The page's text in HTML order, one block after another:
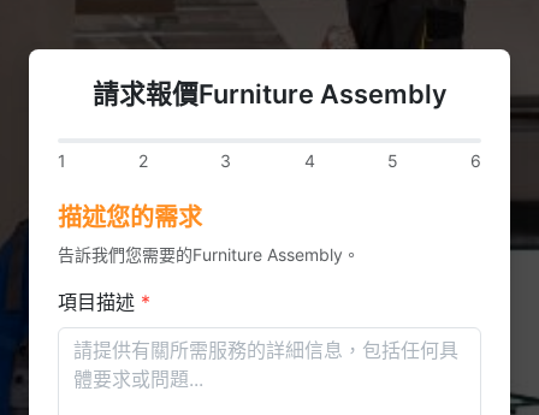
請求報價Furniture Assembly
1 2 3 4 5 6
描述您的需求
告訴我們您需要的Furniture Assembly。
項目描述 *